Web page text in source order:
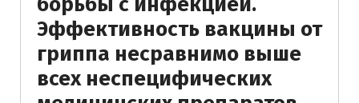
Эффективность вакцины от
гриппа несравнимо выше
всех неспецифических